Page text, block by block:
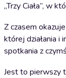
„Trzy Ciała”, w
Z czasem
której działania i
spotkania z
Jest to pierwszy